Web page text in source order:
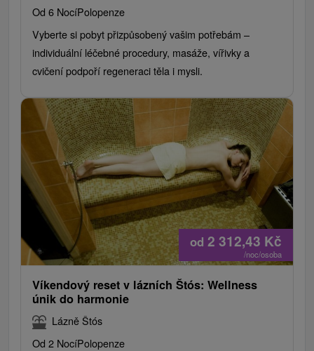
Od 6 NocíPolopenze
Vyberte si pobyt přizpůsobený vašim potřebám –
individuální léčebné procedury, masáže, vířivky a
cvičení podpoří regeneraci těla i mysli.
od 2 312,43 Kč
/noc/osoba
Víkendový reset v lázních Štós: Wellness
únik do harmonie
Lázně Štós
Od 2 NocíPolopenze